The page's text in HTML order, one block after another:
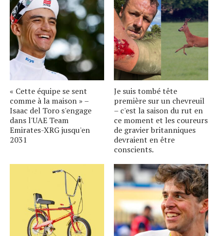
« Cette équipe se sent
comme à la maison » –
Isaac del Toro s'engage
dans l'UAE Team
Emirates-XRG jusqu'en
2031
Je suis tombé tête
première sur un chevreuil
– c'est la saison du rut en
ce moment et les coureurs
de gravier britanniques
devraient en être
conscients.